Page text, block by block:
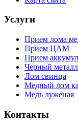
Услуги
Прием лома
Прием ЦАМ
Прием
Черный
Лом свинца
Медный лом
Медь луженая
Контакты